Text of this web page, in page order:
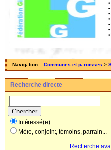
Navigation :: Communes et paroisses >
Recherche directe
Intéressé(e)
Mère, conjoint, témoins, parrain...
Recherche